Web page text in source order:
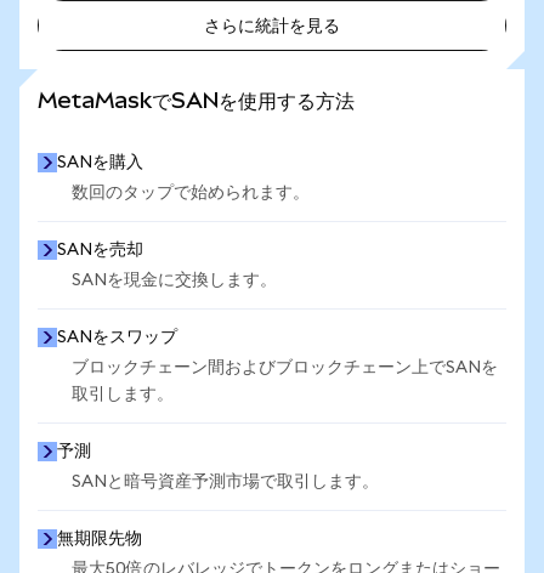
さらに統計を見る
MetaMaskでSANを使用する方法
SANを購入
数回のタップで始められます。
SANを売却
SANを現金に交換します。
SANをスワップ
ブロックチェーン間およびブロックチェーン上でSANを
取引します。
予測
SANと暗号資産予測市場で取引します。
無期限先物
最大50倍のレバレッジでトークンをロングまたはショー